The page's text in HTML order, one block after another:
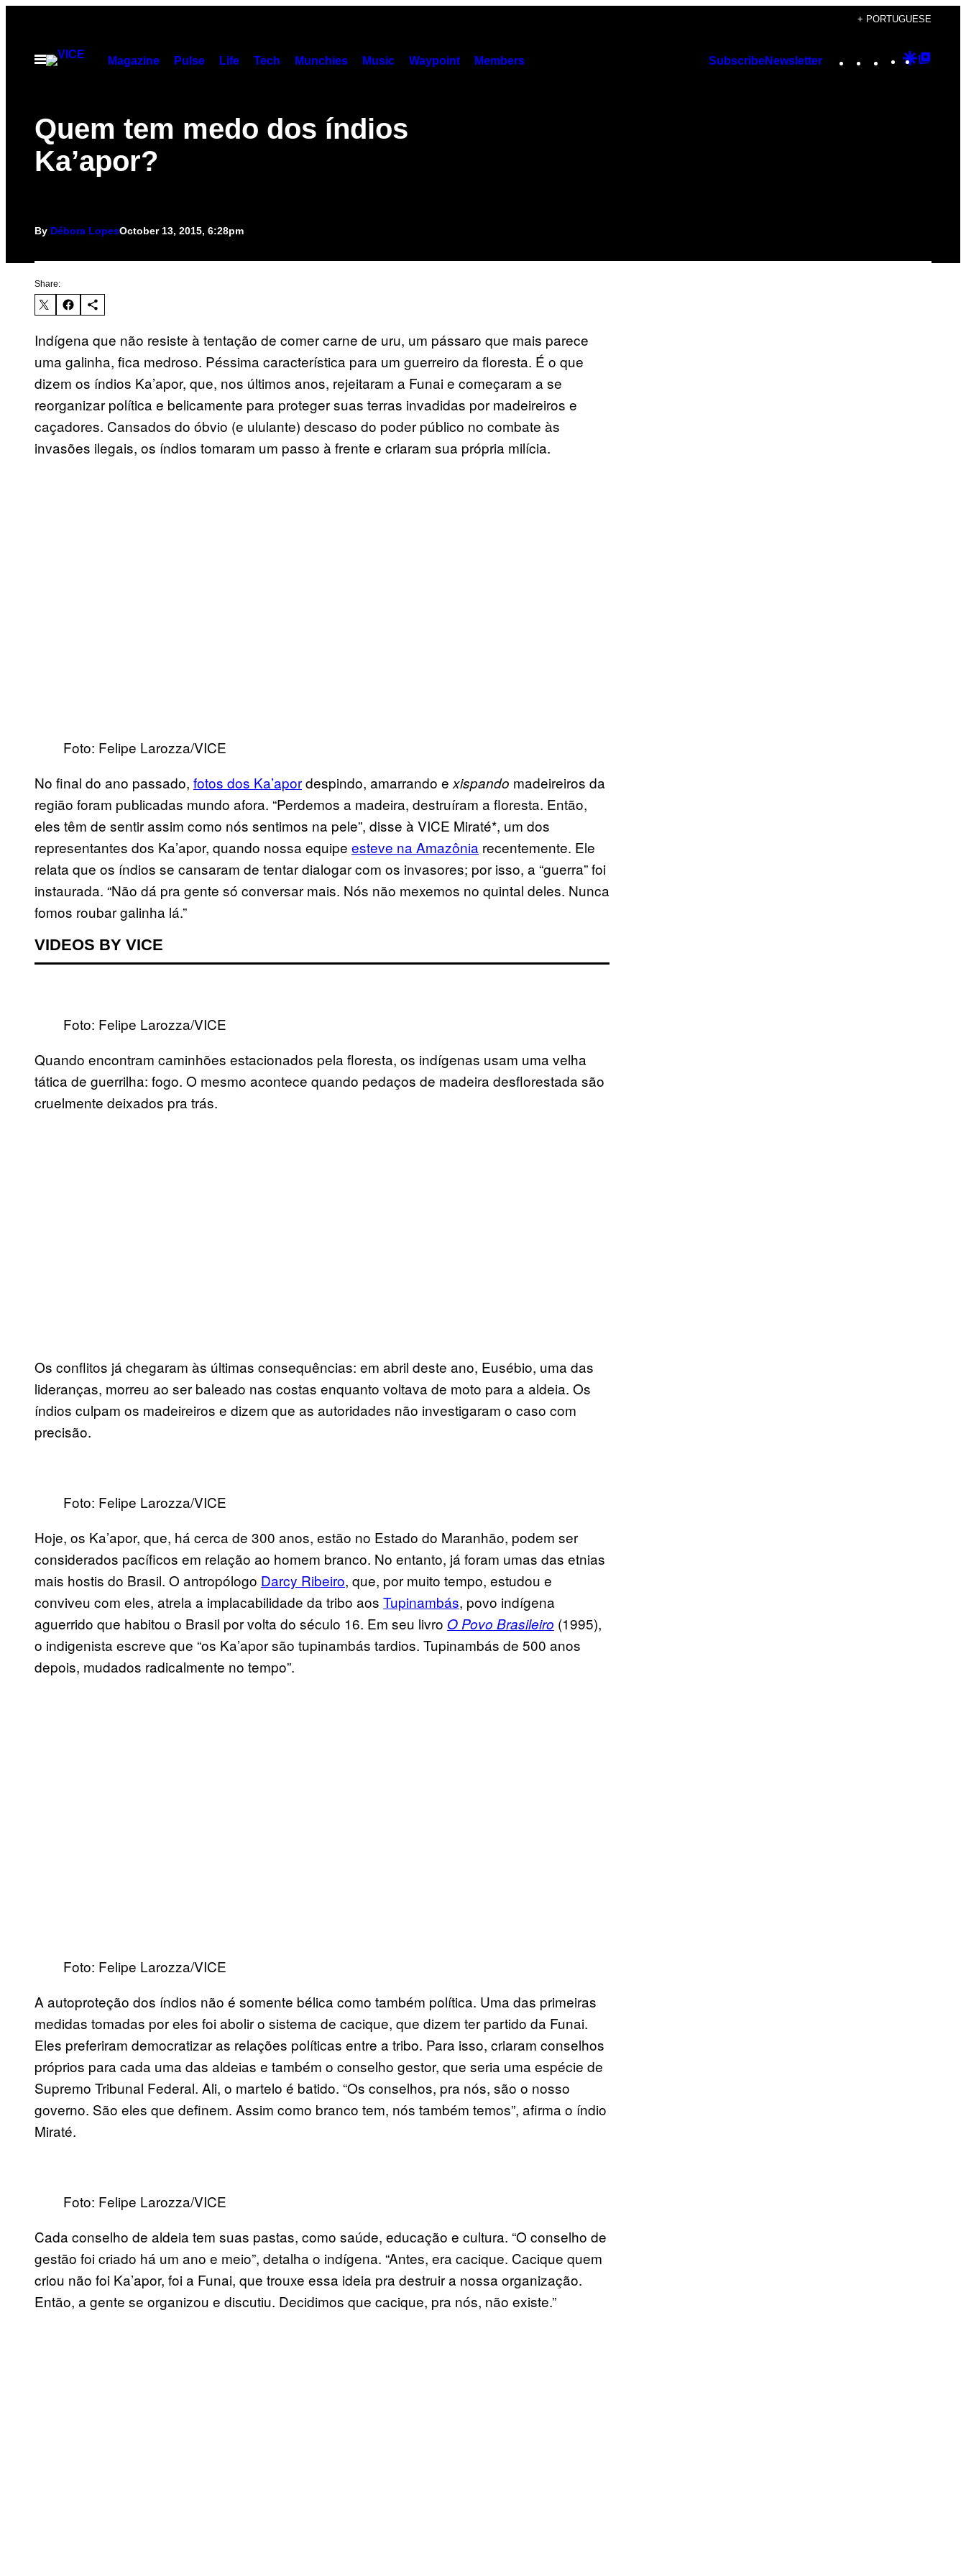
content
+ PORTUGUESE
Open
Magazine Pulse Life Tech Munchies Music Waypoint Members SubscribeNewsletter Instagram
TikTok
YouTube
Google
Quem tem medo dos índios
Ka’apor?
By Débora LopesOctober 13, 2015, 6:28pm
Share:
Indígena que não resiste à tentação de comer carne de uru, um pássaro que mais parece
uma galinha, fica medroso. Péssima característica para um guerreiro da floresta. É o que
dizem os índios Ka’apor, que, nos últimos anos, rejeitaram a Funai e começaram a se
reorganizar política e belicamente para proteger suas terras invadidas por madeireiros e
caçadores. Cansados do óbvio (e ululante) descaso do poder público no combate às
invasões ilegais, os índios tomaram um passo à frente e criaram sua própria milícia.
Foto: Felipe Larozza/VICE
No final do ano passado, fotos dos Ka’apordespindo, amarrando e xispando madeireiros da
região foram publicadas mundo afora. “Perdemos a madeira, destruíram a floresta. Então,
eles têm de sentir assim como nós sentimos na pele”, disse à VICE Miraté*, um dos
representantes dos Ka’apor, quando nossa equipe esteve na Amazônia recentemente. Ele
relata que os índios se cansaram de tentar dialogar com os invasores; por isso, a “guerra” foi
instaurada. “Não dá pra gente só conversar mais. Nós não mexemos no quintal deles. Nunca
fomos roubar galinha lá.”
VIDEOS BY VICE
Foto: Felipe Larozza/VICE
Quando encontram caminhões estacionados pela floresta, os indígenas usam uma velha
tática de guerrilha: fogo. O mesmo acontece quando pedaços de madeira desflorestada são
cruelmente deixados pra trás.
Os conflitos já chegaram às últimas consequências: em abril deste ano, Eusébio, uma das
lideranças, morreu ao ser baleado nas costas enquanto voltava de moto para a aldeia. Os
índios culpam os madeireiros e dizem que as autoridades não investigaram o caso com
precisão.
Foto: Felipe Larozza/VICE
Hoje, os Ka’apor, que, há cerca de 300 anos, estão no Estado do Maranhão, podem ser
considerados pacíficos em relação ao homem branco. No entanto, já foram umas das etnias
mais hostis do Brasil. O antropólogo Darcy Ribeiro, que, por muito tempo, estudou e
conviveu com eles, atrela a implacabilidade da tribo aos Tupinambás, povo indígena
aguerrido que habitou o Brasil por volta do século 16. Em seu livro O Povo Brasileiro (1995),
o indigenista escreve que “os Ka’apor são tupinambás tardios. Tupinambás de 500 anos
depois, mudados radicalmente no tempo”.
Foto: Felipe Larozza/VICE
A autoproteção dos índios não é somente bélica como também política. Uma das primeiras
medidas tomadas por eles foi abolir o sistema de cacique, que dizem ter partido da Funai.
Eles preferiram democratizar as relações políticas entre a tribo. Para isso, criaram conselhos
próprios para cada uma das aldeias e também o conselho gestor, que seria uma espécie de
Supremo Tribunal Federal. Ali, o martelo é batido. “Os conselhos, pra nós, são o nosso
governo. São eles que definem. Assim como branco tem, nós também temos”, afirma o índio
Miraté.
Foto: Felipe Larozza/VICE
Cada conselho de aldeia tem suas pastas, como saúde, educação e cultura. “O conselho de
gestão foi criado há um ano e meio”, detalha o indígena. “Antes, era cacique. Cacique quem
criou não foi Ka’apor, foi a Funai, que trouxe essa ideia pra destruir a nossa organização.
Então, a gente se organizou e discutiu. Decidimos que cacique, pra nós, não existe.”